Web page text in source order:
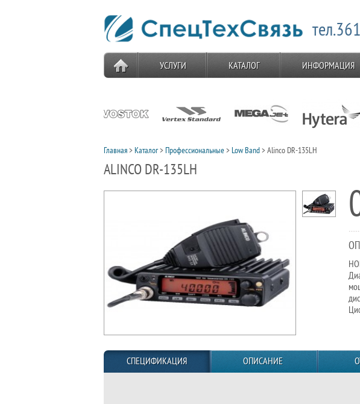
УСЛУГИ КАТАЛОГ ИНФОРМАЦИЯ
Главная>Каталог>Профессиональные>Low Band> Alinco DR-135LH
ALINCO DR-135LH
СПЕЦИФИКАЦИЯ ОПИСАНИЕ